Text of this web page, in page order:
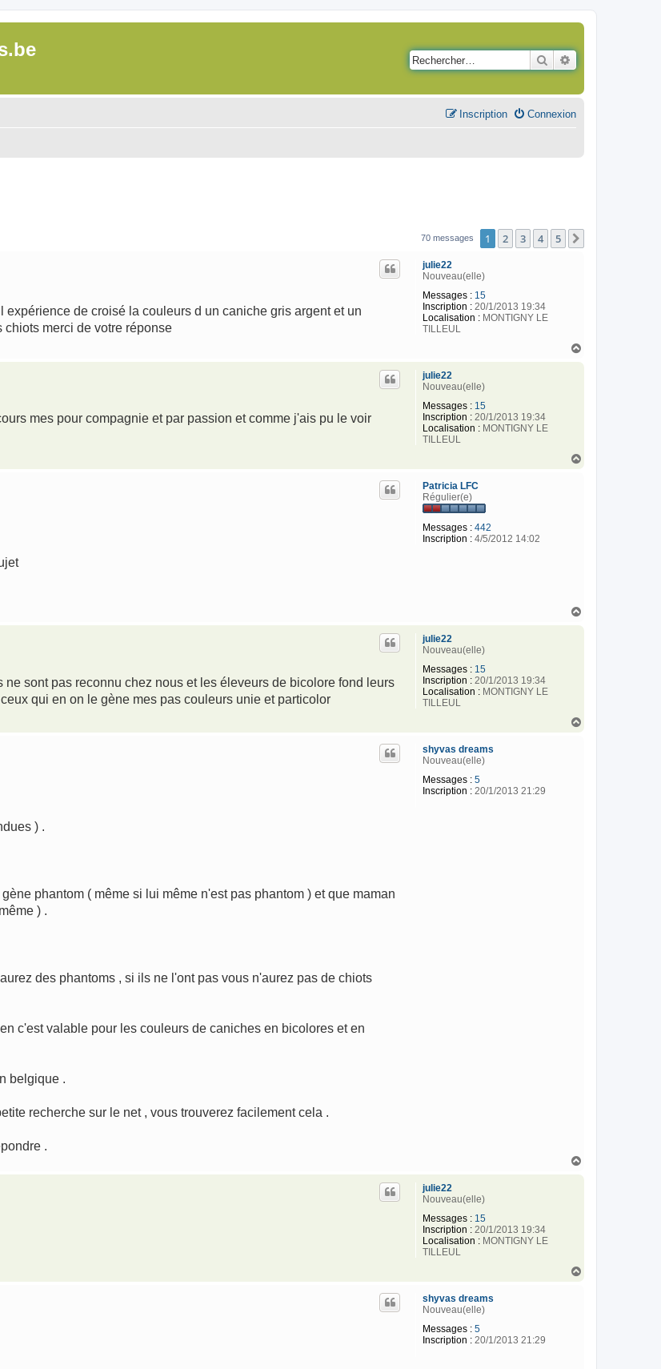
Rechercher
Connexion
Inscription
70 messages 1 2 3 4 5
julie22
Nouveau(elle)
Messages : 15
Inscription : 20/1/2013 19:34
Localisation : MONTIGNY LE
TILLEUL
de croisé la couleurs d un caniche gris argent et un
merci de votre réponse
julie22
Nouveau(elle)
Messages : 15
Inscription : 20/1/2013 19:34
Localisation : MONTIGNY LE
TILLEUL
mes pour compagnie et par passion et comme j'ais pu le voir
Patricia LFC
Régulier(e)
Messages : 442
Inscription : 4/5/2012 14:02
julie22
Nouveau(elle)
Messages : 15
Inscription : 20/1/2013 19:34
Localisation : MONTIGNY LE
TILLEUL
sont pas reconnu chez nous et les éleveurs de bicolore fond leurs
qui en on le gène mes pas couleurs unie et particolor
shyvas dreams
Nouveau(elle)
Messages : 5
Inscription : 20/1/2013 21:29
) .
phantom ( même si lui même n'est pas phantom ) et que maman
) .
des phantoms , si ils ne l'ont pas vous n'aurez pas de chiots
c'est valable pour les couleurs de caniches en bicolores et en
belgique .
recherche sur le net , vous trouverez facilement cela .
.
julie22
Nouveau(elle)
Messages : 15
Inscription : 20/1/2013 19:34
Localisation : MONTIGNY LE
TILLEUL
shyvas dreams
Nouveau(elle)
Messages : 5
Inscription : 20/1/2013 21:29